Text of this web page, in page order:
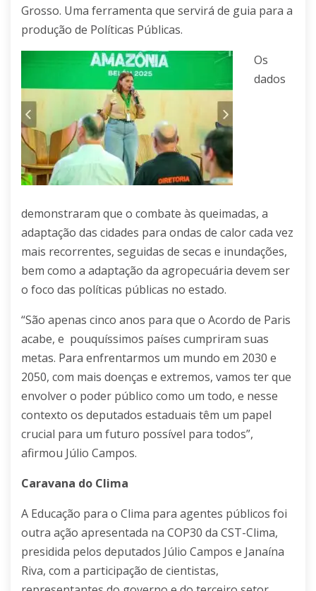
Grosso. Uma ferramenta que servirá de guia para a
produção de Políticas Públicas.
Os
dados
demonstraram que o combate às queimadas, a
adaptação das cidades para ondas de calor cada vez
mais recorrentes, seguidas de secas e inundações,
bem como a adaptação da agropecuária devem ser
o foco das políticas públicas no estado.
“São apenas cinco anos para que o Acordo de Paris
acabe, e pouquíssimos países cumpriram suas
metas. Para enfrentarmos um mundo em 2030 e
2050, com mais doenças e extremos, vamos ter que
envolver o poder público como um todo, e nesse
contexto os deputados estaduais têm um papel
crucial para um futuro possível para todos”,
afirmou Júlio Campos.
Caravana do Clima
A Educação para o Clima para agentes públicos foi
outra ação apresentada na COP30 da CST-Clima,
presidida pelos deputados Júlio Campos e Janaína
Riva, com a participação de cientistas,